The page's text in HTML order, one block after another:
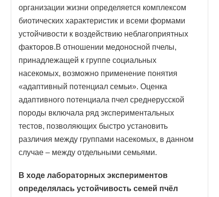
организации жизни определяется комплексом
биотических характеристик и всеми формами
устойчивости к воздействию неблагоприятных
факторов.В отношении медоносной пчелы,
принадлежащей к группе социальных
насекомых, возможно применение понятия
«адаптивный потенциал семьи». Оценка
адаптивного потенциала пчел среднерусской
породы включала ряд экспериментальных
тестов, позволяющих быстро установить
различия между группами насекомых, в данном
случае – между отдельными семьями.
В ходе лабораторных экспериментов
определялась устойчивость семей пчёл